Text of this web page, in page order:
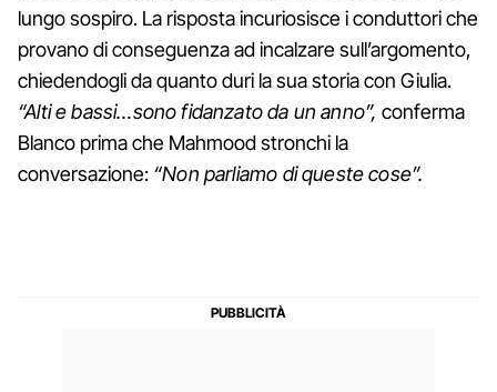
lungo sospiro. La risposta incuriosisce i conduttori che
provano di conseguenza ad incalzare sull’argomento,
chiedendogli da quanto duri la sua storia con Giulia.
“Alti e bassi…sono fidanzato da un anno”, conferma
Blanco prima che Mahmood stronchi la
conversazione: “Non parliamo di queste cose”.